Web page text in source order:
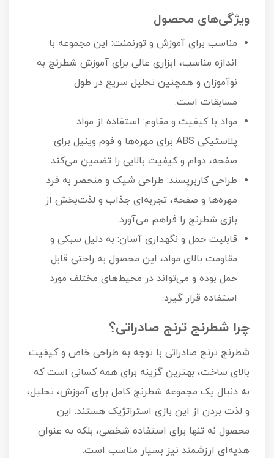
ویژگی‌های محصول
مناسب برای آموزش و تورنمنت: این مجموعه با
اندازه مناسب، ابزاری عالی برای آموزش شطرنج به
نوآموزان و همچنین تحلیل سریع در طول
مسابقات است.
مواد با کیفیت و مقاوم: استفاده از مواد
پلاستیکی ABS برای مهره‌ها و فوم وینیل برای
صفحه، دوام و کیفیت بالایی را تضمین می‌کند.
طراحی کاربرپسند: طراحی شیک و منحصر به فرد
مهره‌ها و صفحه، تجربه‌ای جذاب و لذت‌بخش از
بازی شطرنج را فراهم می‌آورد.
قابلیت حمل و نگهداری آسان: به دلیل سبکی و
مقاومت بالای مواد، این محصول به راحتی قابل
حمل بوده و می‌تواند در محیط‌های مختلف مورد
استفاده قرار گیرد.
چرا شطرنج ترنج صادراتی؟
شطرنج ترنج صادراتی با توجه به طراحی خاص و کیفیت
بالای ساخت، بهترین گزینه برای همه کسانی است که
به دنبال یک مجموعه شطرنج کامل برای آموزش، تحلیل،
و لذت بردن از این بازی استراتژیک هستند. این
محصول نه تنها برای استفاده شخصی، بلکه به عنوان
هدیه‌ای ارزشمند نیز بسیار مناسب است.